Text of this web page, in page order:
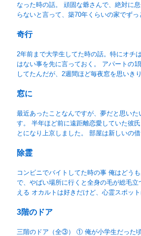
なった時の話。 頑固な爺さんで、絶対に
らないと言って、築70年くらいの家でずっ
奇行
2年前まで大学生してた時の話。特にオチ
はない事を先に言っておく。 アパートの1
してたんだが、2週間ほど毎夜窓を思いき
窓に
最近あったことなんですが、夢だと思いた
す。 半年ほど前に遠距離恋愛していた彼
とになり上京しました。 部屋は新しいの
除霊
コンビニでバイトしてた時の事 俺はどう
で、やばい場所に行くと全身の毛が総毛立
える オカルトは好きだけど、心霊スポッ
3階のドア
三階のドア（全③） ① 俺が小学生だった